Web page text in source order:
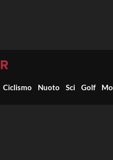
Ciclismo Nuoto Sci Golf